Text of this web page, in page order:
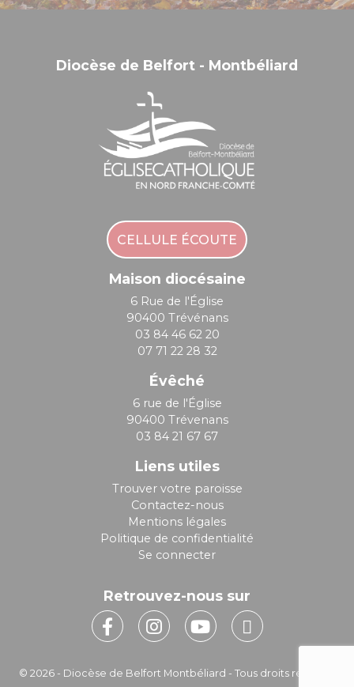
Diocèse de Belfort - Montbéliard
CELLULE ÉCOUTE
Maison diocésaine
6 Rue de l'Église
90400 Trévénans
03 84 46 62 20
07 71 22 28 32
Évêché
6 rue de l'Église
90400 Trévenans
03 84 21 67 67
Liens utiles
Trouver votre paroisse
Contactez-nous
Mentions légales
Politique de confidentialité
Se connecter
Retrouvez-nous sur
© 2026 - Diocèse de Belfort Montbéliard - Tous droits réservés